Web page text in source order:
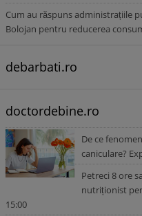
Cum au răspuns administrațiile
Bolojan pentru reducerea
debarbati.ro
doctordebine.ro
De ce
caniculare?
Petreci 8 ore
nutriționist
15:00